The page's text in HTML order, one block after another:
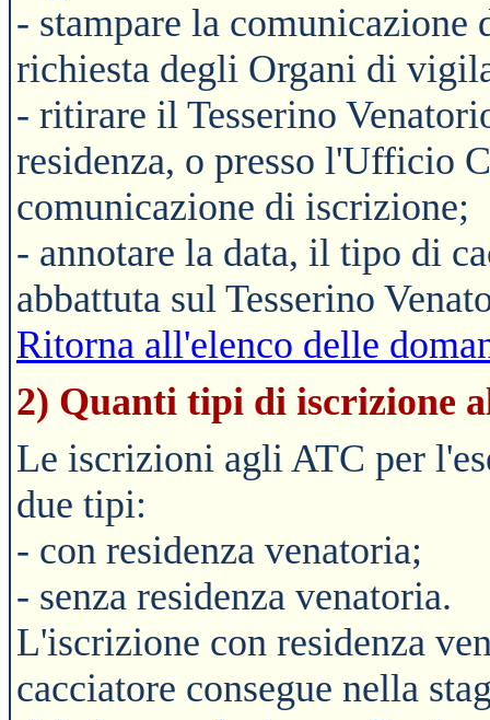
- stampare la
richiesta degli Organi di
- ritirare il Tesserino
residenza, o presso l'Ufficio
comunicazione di iscrizione;
- annotare la data, il tipo di
abbattuta sul Tesserino
Ritorna all'elenco delle
2) Quanti tipi di iscrizione
Le iscrizioni agli ATC per
due tipi:
- con residenza venatoria;
- senza residenza venatoria.
L'iscrizione con residenza
cacciatore consegue nella